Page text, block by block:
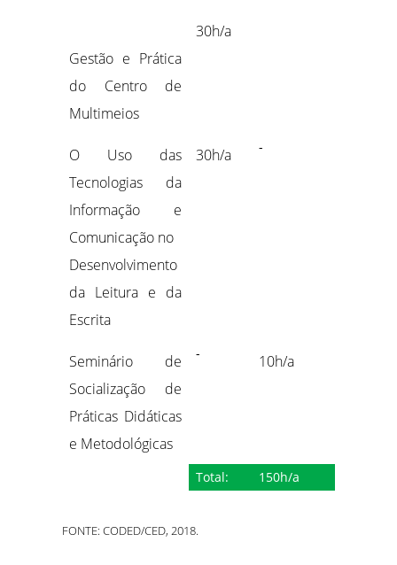
Gestão e Prática
do Centro de
Multimeios
30h/a
O Uso das
Tecnologias da
Informação e
Comunicação no
Desenvolvimento
da Leitura e da
Escrita
30h/a -
Seminário de
Socialização de
Práticas Didáticas
e Metodológicas
- 10h/a
Total: 150h/a
FONTE: CODED/CED, 2018.